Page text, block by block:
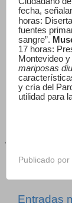
fecha,
horas:
fuentes
sangre”.
17 horas:
Montevideo
mariposas
y cría del
utilidad para
·
Publicado por
Entradas